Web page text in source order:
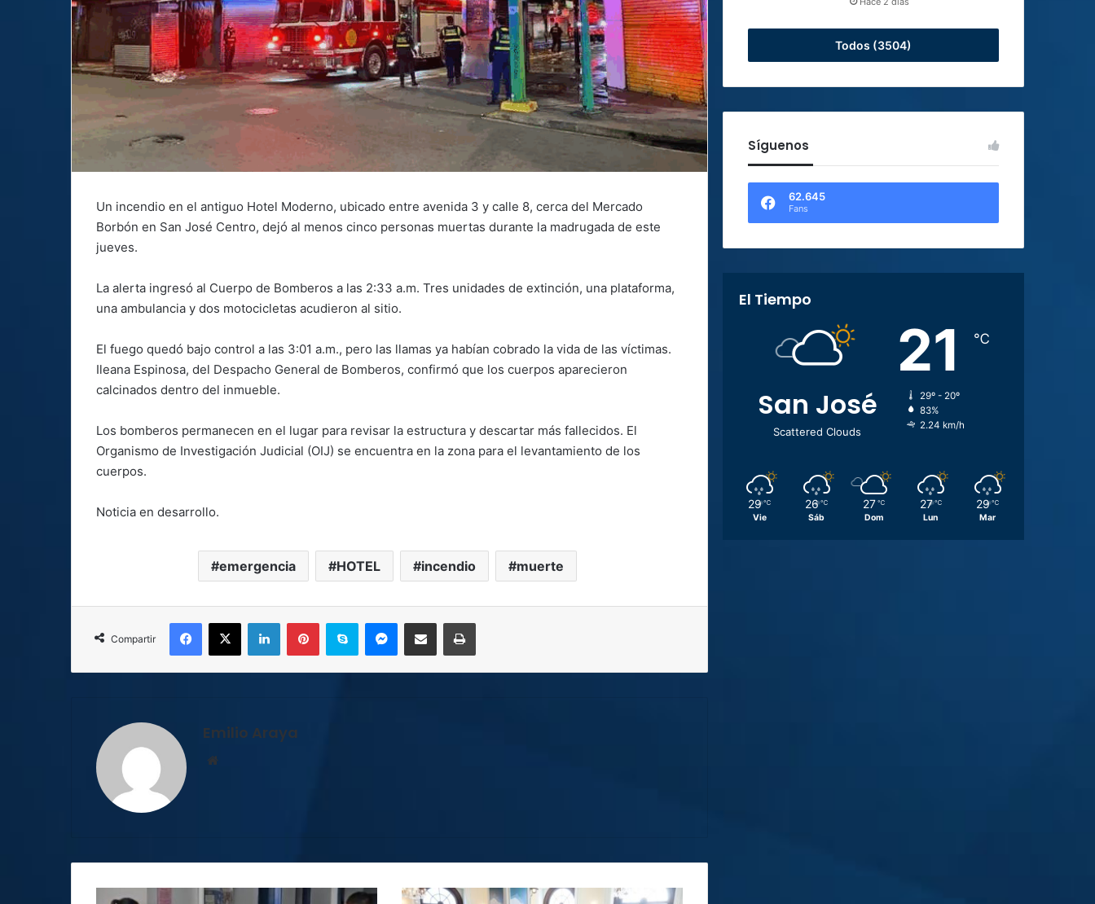
Un incendio en el antiguo Hotel Moderno, ubicado entre avenida 3 y calle 8, cerca del Mercado
Borbón en San José Centro, dejó al menos cinco personas muertas durante la madrugada de este
jueves.
La alerta ingresó al Cuerpo de Bomberos a las 2:33 a.m. Tres unidades de extinción, una plataforma,
una ambulancia y dos motocicletas acudieron al sitio.
El fuego quedó bajo control a las 3:01 a.m., pero las llamas ya habían cobrado la vida de las víctimas.
Ileana Espinosa, del Despacho General de Bomberos, confirmó que los cuerpos aparecieron
calcinados dentro del inmueble.
Los bomberos permanecen en el lugar para revisar la estructura y descartar más fallecidos. El
Organismo de Investigación Judicial (OIJ) se encuentra en la zona para el levantamiento de los
cuerpos.
Noticia en desarrollo.
emergencia HOTEL incendio muerte
Compartir
Facebook
X LinkedInPinterestSkype MessengerCompartir por correo electrónicoImprimir
Emilio Araya
Hospital
G7
Todos (3504)
Síguenos
62.645
Fans
El Tiempo
San José
Scattered Clouds
21 ℃
29º - 20º
83%
2.24 km/h
29 ℃
Vie
26 ℃
Sáb
27 ℃
Dom
27 ℃
Lun
29 ℃
Mar